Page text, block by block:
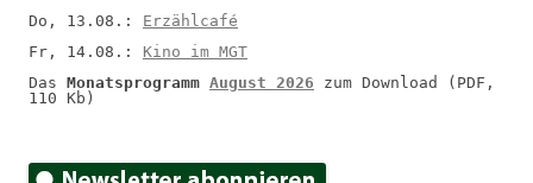
Do, 13.08.: Erzählcafé
Fr, 14.08.: Kino im MGT
Das Monatsprogramm August 2026 zum Download (PDF,
110 Kb)